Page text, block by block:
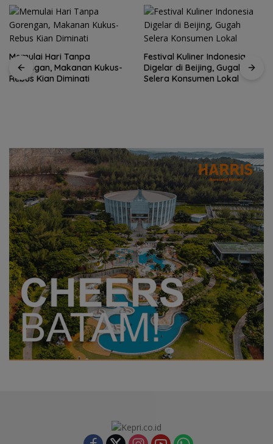
Memulai Hari Tanpa
Gorengan, Makanan Kukus-
Rebus Kian Diminati
Festival Kuliner Indonesia
Digelar di Beijing, Gugah
Selera Konsumen Lokal